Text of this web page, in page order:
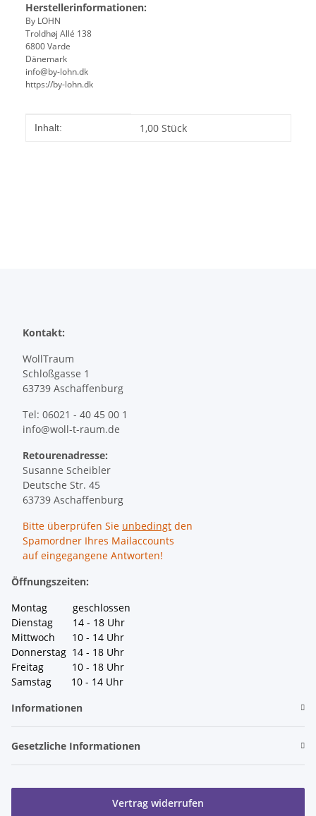
Herstellerinformationen:
By LOHN
Troldhøj Allé 138
6800 Varde
Dänemark
info@by-lohn.dk
https://by-lohn.dk
Produkteigenschaft
Wert
Inhalt: 1,00 Stück
Kontakt:
WollTraum
Schloßgasse 1
63739 Aschaffenburg
Tel: 06021 - 40 45 00 1
info@woll-t-raum.de
Retourenadresse:
Susanne Scheibler
Deutsche Str. 45
63739 Aschaffenburg
Bitte überprüfen Sie unbedingt den
Spamordner Ihres Mailaccounts
auf eingegangene Antworten!
Öffnungszeiten:
Montag geschlossen
Dienstag 14 - 18 Uhr
Mittwoch 10 - 14 Uhr
Donnerstag 14 - 18 Uhr
Freitag 10 - 18 Uhr
Samstag 10 - 14 Uhr
Informationen
Gesetzliche Informationen
Vertrag widerrufen